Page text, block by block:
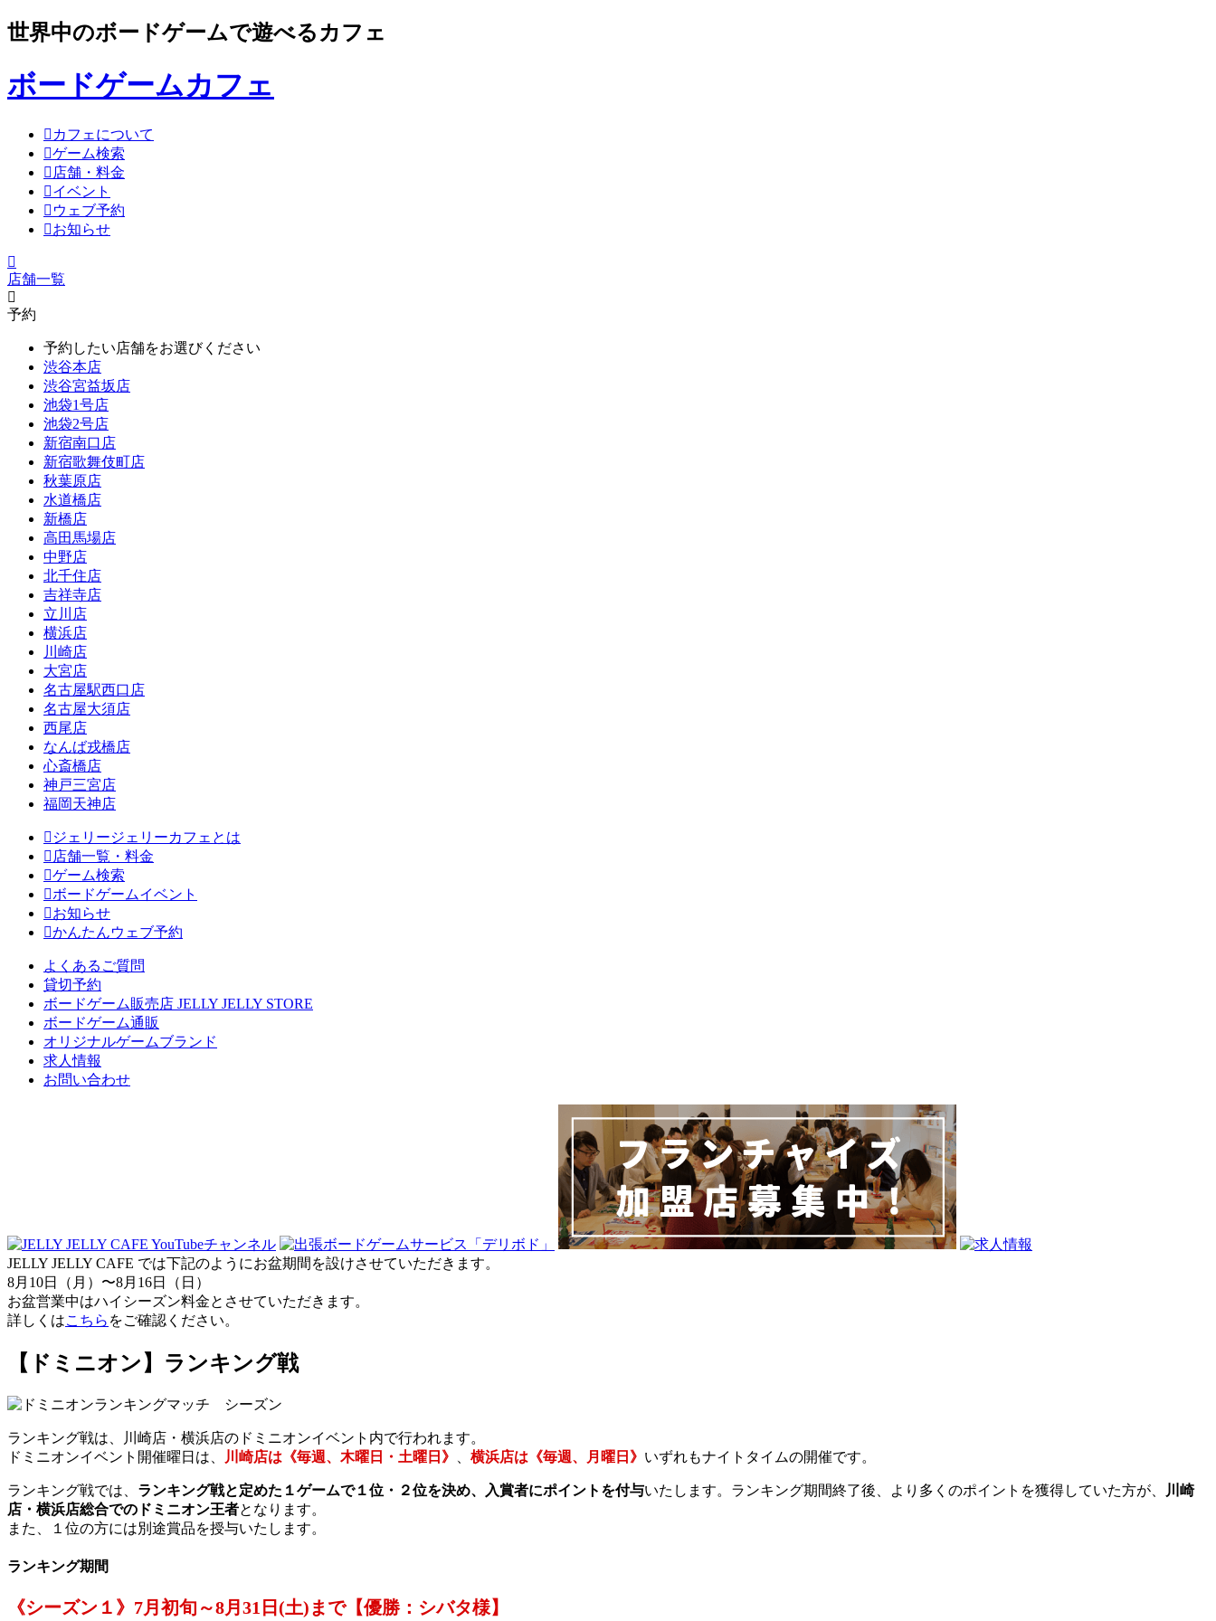
世界中のボードゲームで遊べるカフェ
ボードゲームカフェ
カフェについて
ゲーム検索
店舗・料金
イベント
ウェブ予約
お知らせ
店舗一覧
予約
予約したい店舗をお選びください
渋谷本店
渋谷宮益坂店
池袋1号店
池袋2号店
新宿南口店
新宿歌舞伎町店
秋葉原店
水道橋店
新橋店
高田馬場店
中野店
北千住店
吉祥寺店
立川店
横浜店
川崎店
大宮店
名古屋駅西口店
名古屋大須店
西尾店
なんば戎橋店
心斎橋店
神戸三宮店
福岡天神店
ジェリージェリーカフェとは
店舗一覧・料金
ゲーム検索
ボードゲームイベント
お知らせ
かんたんウェブ予約
よくあるご質問
貸切予約
ボードゲーム販売店 JELLY JELLY STORE
ボードゲーム通販
オリジナルゲームブランド
求人情報
お問い合わせ
JELLY JELLY CAFE では下記のようにお盆期間を設けさせていただきます。
8月10日（月）〜8月16日（日）
お盆営業中はハイシーズン料金とさせていただきます。
詳しくはこちら をご確認ください。
【ドミニオン】ランキング戦
ランキング戦は、川崎店・横浜店のドミニオンイベント内で行われます。
ドミニオンイベント開催曜日は、
川崎店は《毎週、木曜日・土曜日》 横浜店は《毎週、月曜日》 いずれもナイトタイムの開催です。
ランキング戦では、 ランキング戦と定めた１ゲームで１位・２位を決め、入賞者にポイントを付与いたします。ランキング期間終了後、より多くのポイントを獲得していた方が、
川崎
店・横浜店総合でのドミニオン王者となります。
また、１位の方には別途賞品を授与いたします。
ランキング期間
《シーズン１》7月初旬～8月31日(土)まで【優勝：シバタ様】